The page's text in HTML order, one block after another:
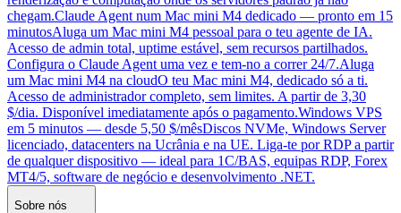
chegam.Claude Agent num Mac mini M4 dedicado — pronto em 15
minutosAluga um Mac mini M4 pessoal para o teu agente de IA.
Acesso de admin total, uptime estável, sem recursos partilhados.
Configura o Claude Agent uma vez e tem-no a correr 24/7.Aluga
um Mac mini M4 na cloudO teu Mac mini M4, dedicado só a ti.
Acesso de administrador completo, sem limites. A partir de 3,30
$/dia. Disponível imediatamente após o pagamento.Windows VPS
em 5 minutos — desde 5,50 $/mêsDiscos NVMe, Windows Server
licenciado, datacenters na Ucrânia e na UE. Liga-te por RDP a partir
de qualquer dispositivo — ideal para 1C/BAS, equipas RDP, Forex
MT4/5, software de negócio e desenvolvimento .NET.
Sobre nós